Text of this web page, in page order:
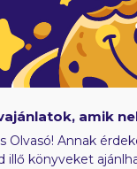
amik
Olvasó! Annak
illő könyveket